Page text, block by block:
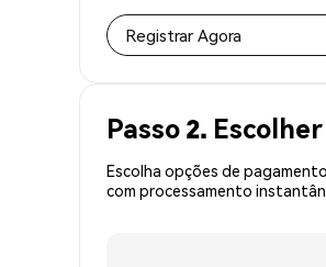
Registrar Agora
Passo 2.
Escolha opções de
com processamento